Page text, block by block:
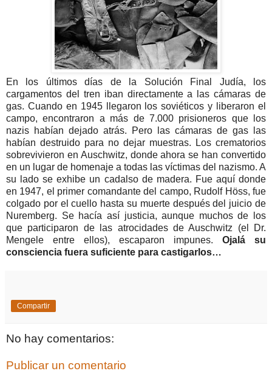
En los últimos días de la Solución Final Judía, los
cargamentos del tren iban directamente a las cámaras de
gas. Cuando en 1945 llegaron los soviéticos y liberaron el
campo, encontraron a más de 7.000 prisioneros que los
nazis habían dejado atrás. Pero las cámaras de gas las
habían destruido para no dejar muestras. Los crematorios
sobrevivieron en Auschwitz, donde ahora se han convertido
en un lugar de homenaje a todas las víctimas del nazismo. A
su lado se exhibe un cadalso de madera. Fue aquí donde
en 1947, el primer comandante del campo, Rudolf Höss, fue
colgado por el cuello hasta su muerte después del juicio de
Nuremberg. Se hacía así justicia, aunque muchos de los
que participaron de las atrocidades de Auschwitz (el Dr.
Mengele entre ellos), escaparon impunes. Ojalá su
consciencia fuera suficiente para castigarlos…
Compartir
No hay comentarios:
Publicar un comentario